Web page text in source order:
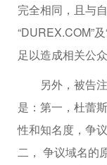
完全相同，且与
“DUREX.COM”
足以造成相关公众
另外，被告注
是：第一，杜蕾
性和知名度，争
二， 争议域名的